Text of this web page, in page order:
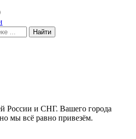
России и СНГ. Вашего города
мы всё равно привезём.